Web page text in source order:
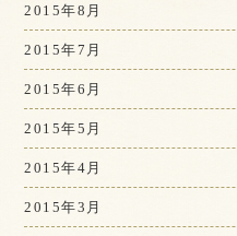
2015年8月
2015年7月
2015年6月
2015年5月
2015年4月
2015年3月